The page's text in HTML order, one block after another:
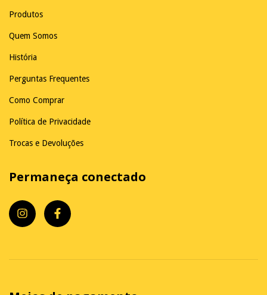
Produtos
Quem Somos
História
Perguntas Frequentes
Como Comprar
Política de Privacidade
Trocas e Devoluções
Permaneça conectado